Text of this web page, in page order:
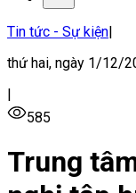
Tin tức - Sự kiện|
thứ hai, ngày 1/12/
|
585
Trung